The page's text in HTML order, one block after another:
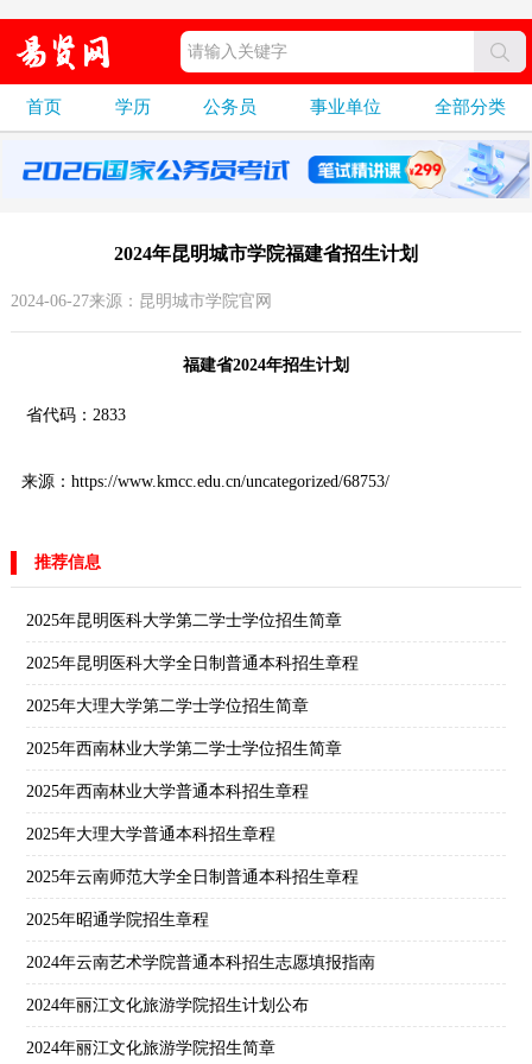
首页 学历 公务员 事业单位 全部分类
2024年昆明城市学院福建省招生计划
2024-06-27来源：昆明城市学院官网
福建省2024年招生计划
省代码：2833
来源：https://www.kmcc.edu.cn/uncategorized/68753/
推荐信息
2025年昆明医科大学第二学士学位招生简章
2025年昆明医科大学全日制普通本科招生章程
2025年大理大学第二学士学位招生简章
2025年西南林业大学第二学士学位招生简章
2025年西南林业大学普通本科招生章程
2025年大理大学普通本科招生章程
2025年云南师范大学全日制普通本科招生章程
2025年昭通学院招生章程
2024年云南艺术学院普通本科招生志愿填报指南
2024年丽江文化旅游学院招生计划公布
2024年丽江文化旅游学院招生简章